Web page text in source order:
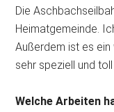
Die
Heimatgemeinde.
Außerdem ist es
sehr speziell und
Welche Arbeiten